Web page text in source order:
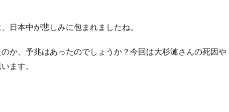
日本中が悲しみに包まれましたね。
か、予兆はあったのでしょうか？今回は大杉漣さんの死因や
ます。